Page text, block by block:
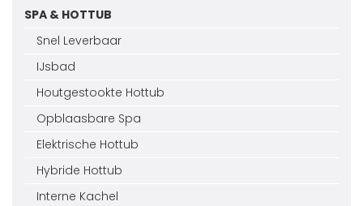
SPA & HOTTUB
Snel Leverbaar
IJsbad
Houtgestookte Hottub
Opblaasbare Spa
Elektrische Hottub
Hybride Hottub
Interne Kachel